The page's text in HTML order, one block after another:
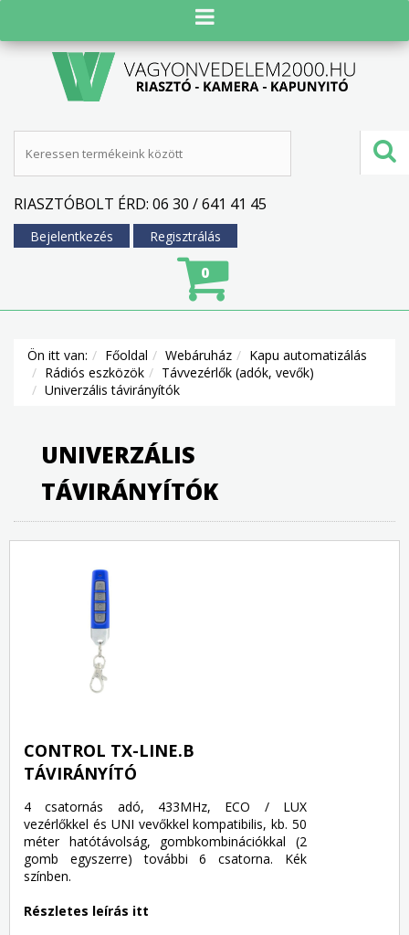
RIASZTÓBOLT ÉRD: 06 30 / 641 41 45
Bejelentkezés Regisztrálás
0
Ön itt van: Főoldal Webáruház
Kapu automatizálás
Rádiós eszközök
Távvezérlők (adók, vevők)
Univerzális távirányítók
UNIVERZÁLIS
TÁVIRÁNYÍTÓK
CONTROL TX-LINE.B
TÁVIRÁNYÍTÓ
4 csatornás adó, 433MHz, ECO / LUX
vezérlőkkel és UNI vevőkkel kompatibilis, kb. 50
méter hatótávolság, gombkombinációkkal (2
gomb egyszerre) további 6 csatorna. Kék
színben.
Részletes leírás itt